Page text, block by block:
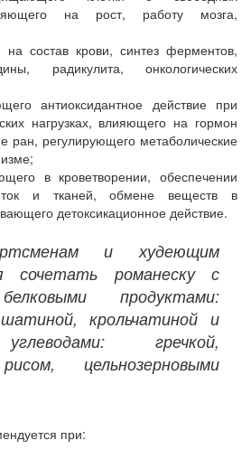
на рост, работу мозга,
состав крови, синтез ферментов,
радикулита, онкологических
антиоксидантное действие при
нагрузках, влияющего на гормон
ран, регулирующего метаболические
в кроветворении, обеспечении
и тканей, обмене веществ в
детоксикационное действие.
и худеющим
сочетать романеску с
продуктами:
крольчатиной и
гречкой,
цельнозерновыми
при: